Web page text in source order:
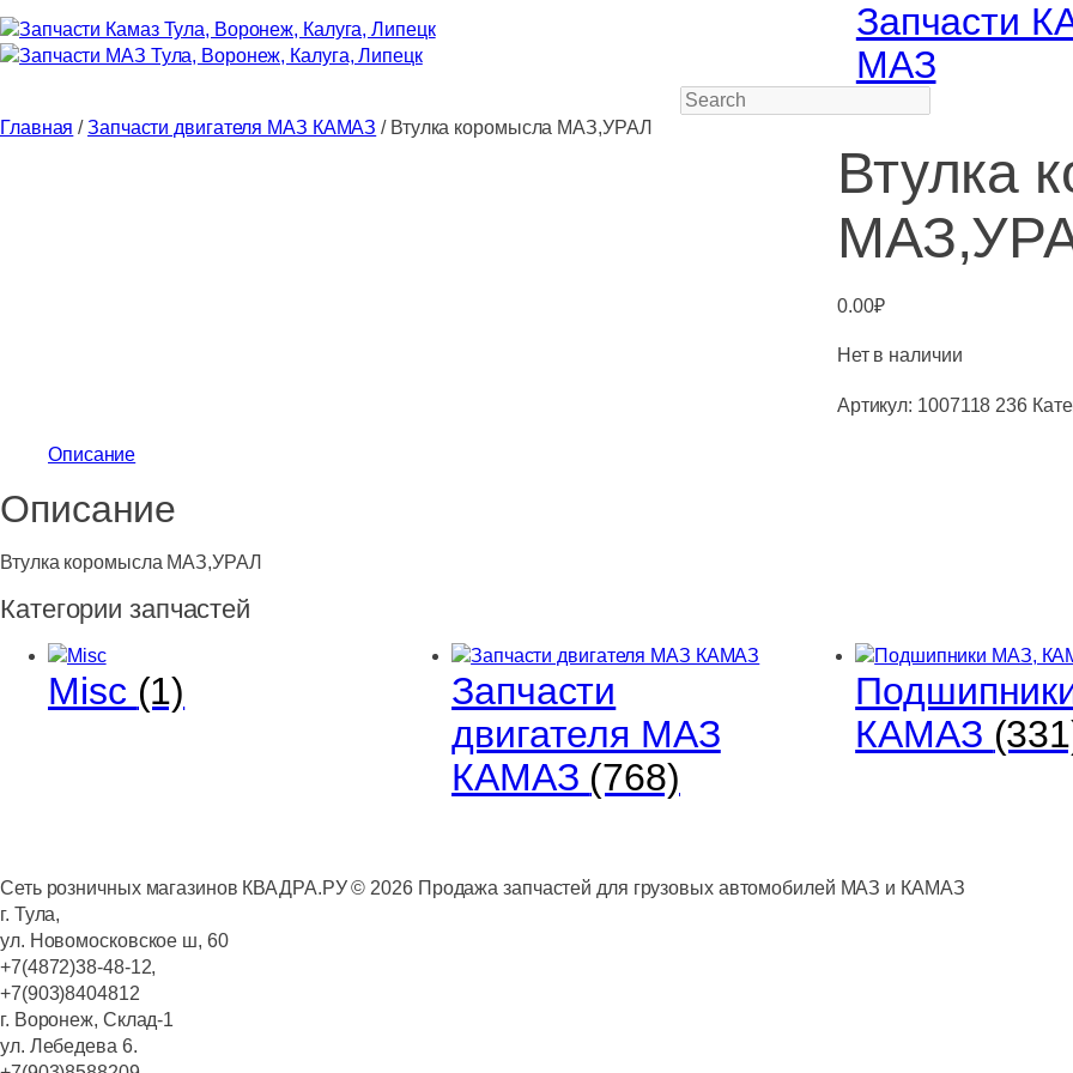
Запчасти
МАЗ
Search
Главная /Запчасти двигателя МАЗ КАМАЗ / Втулка коромысла МАЗ,УРАЛ
Втулка
0.00₽
Нет в наличии
Артикул: 1007118 236
Описание
Описание
Втулка коромысла МАЗ,УРАЛ
Категории запчастей
Misc (1)
Запчасти
двигателя МАЗ
КАМАЗ (768)
КАМАЗ
Сеть розничных магазинов КВАДРА.РУ © 2026Продажа запчастей для грузовых автомобилей МАЗ и КАМАЗ
г. Тула,
ул. Новомосковское ш, 60
+7(4872)38-48-12,
+7(903)8404812
г. Воронеж, Склад-1
ул. Лебедева 6.